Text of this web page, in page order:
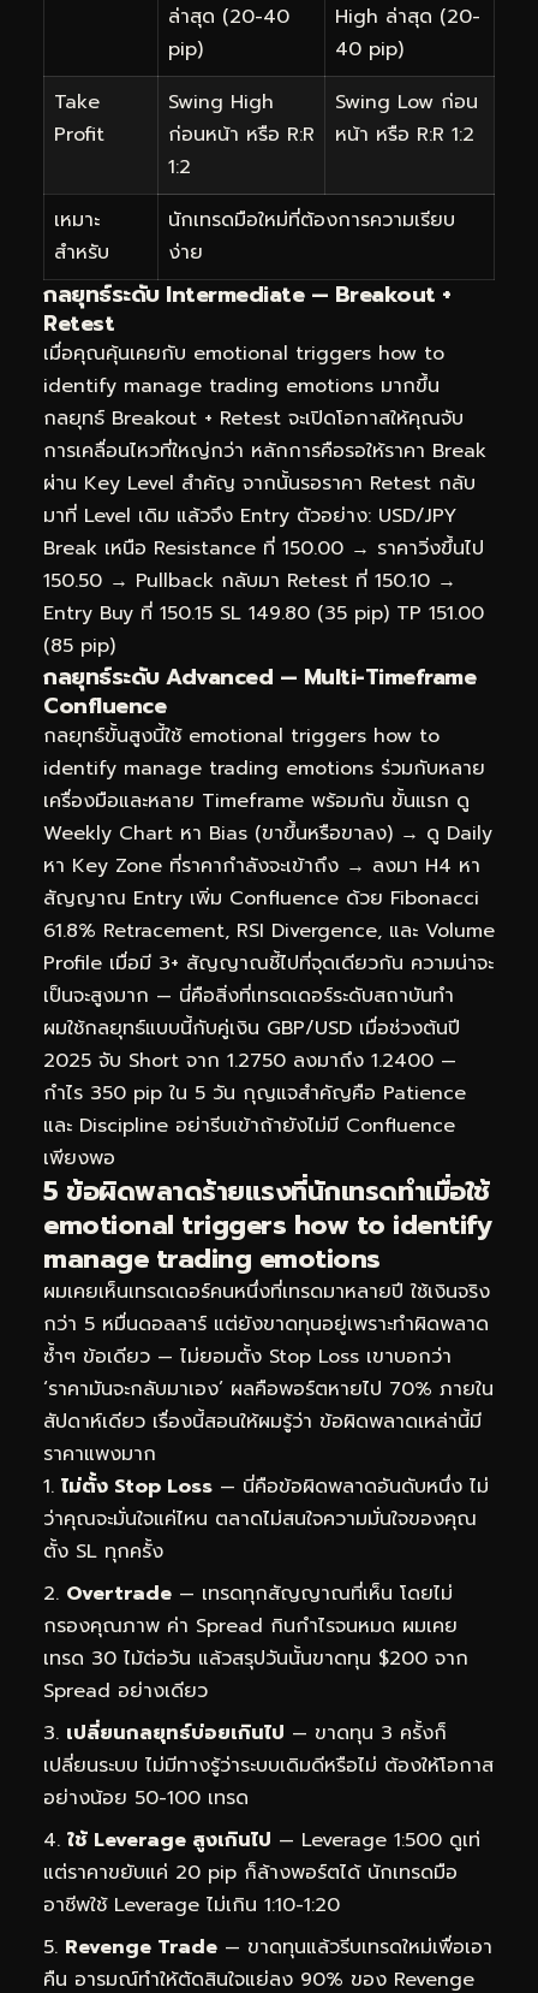
ล่าสุด (20-40
pip)
High ล่าสุด (20-
40 pip)
Take
Profit
Swing High
ก่อนหน้า หรือ R:R
1:2
Swing Low ก่อน
หน้า หรือ R:R 1:2
เหมาะ
สำหรับ
นักเทรดมือใหม่ที่ต้องการความเรียบ
ง่าย
กลยุทธ์ระดับ Intermediate — Breakout +
Retest
เมื่อคุณคุ้นเคยกับ emotional triggers how to
identify manage trading emotions มากขึ้น
กลยุทธ์ Breakout + Retest จะเปิดโอกาสให้คุณจับ
การเคลื่อนไหวที่ใหญ่กว่า หลักการคือรอให้ราคา Break
ผ่าน Key Level สำคัญ จากนั้นรอราคา Retest กลับ
มาที่ Level เดิม แล้วจึง Entry ตัวอย่าง: USD/JPY
Break เหนือ Resistance ที่ 150.00 → ราคาวิ่งขึ้นไป
150.50 → Pullback กลับมา Retest ที่ 150.10 →
Entry Buy ที่ 150.15 SL 149.80 (35 pip) TP 151.00
(85 pip)
กลยุทธ์ระดับ Advanced — Multi-Timeframe
Confluence
กลยุทธ์ขั้นสูงนี้ใช้ emotional triggers how to
identify manage trading emotions ร่วมกับหลาย
เครื่องมือและหลาย Timeframe พร้อมกัน ขั้นแรก ดู
Weekly Chart หา Bias (ขาขึ้นหรือขาลง) → ดู Daily
หา Key Zone ที่ราคากำลังจะเข้าถึง → ลงมา H4 หา
สัญญาณ Entry เพิ่ม Confluence ด้วย Fibonacci
61.8% Retracement, RSI Divergence, และ Volume
Profile เมื่อมี 3+ สัญญาณชี้ไปที่จุดเดียวกัน ความน่าจะ
เป็นจะสูงมาก — นี่คือสิ่งที่เทรดเดอร์ระดับสถาบันทำ
ผมใช้กลยุทธ์แบบนี้กับคู่เงิน GBP/USD เมื่อช่วงต้นปี
2025 จับ Short จาก 1.2750 ลงมาถึง 1.2400 —
กำไร 350 pip ใน 5 วัน กุญแจสำคัญคือ Patience
และ Discipline อย่ารีบเข้าถ้ายังไม่มี Confluence
เพียงพอ
5 ข้อผิดพลาดร้ายแรงที่นักเทรดทำเมื่อใช้
emotional triggers how to identify
manage trading emotions
ผมเคยเห็นเทรดเดอร์คนหนึ่งที่เทรดมาหลายปี ใช้เงินจริง
กว่า 5 หมื่นดอลลาร์ แต่ยังขาดทุนอยู่เพราะทำผิดพลาด
ซ้ำๆ ข้อเดียว — ไม่ยอมตั้ง Stop Loss เขาบอกว่า
‘ราคามันจะกลับมาเอง’ ผลคือพอร์ตหายไป 70% ภายใน
สัปดาห์เดียว เรื่องนี้สอนให้ผมรู้ว่า ข้อผิดพลาดเหล่านี้มี
ราคาแพงมาก
ไม่ตั้ง Stop Loss — นี่คือข้อผิดพลาดอันดับหนึ่ง ไม่
ว่าคุณจะมั่นใจแค่ไหน ตลาดไม่สนใจความมั่นใจของคุณ
ตั้ง SL ทุกครั้ง
Overtrade — เทรดทุกสัญญาณที่เห็น โดยไม่
กรองคุณภาพ ค่า Spread กินกำไรจนหมด ผมเคย
เทรด 30 ไม้ต่อวัน แล้วสรุปวันนั้นขาดทุน $200 จาก
Spread อย่างเดียว
เปลี่ยนกลยุทธ์บ่อยเกินไป — ขาดทุน 3 ครั้งก็
เปลี่ยนระบบ ไม่มีทางรู้ว่าระบบเดิมดีหรือไม่ ต้องให้โอกาส
อย่างน้อย 50-100 เทรด
ใช้ Leverage สูงเกินไป — Leverage 1:500 ดูเท่
แต่ราคาขยับแค่ 20 pip ก็ล้างพอร์ตได้ นักเทรดมือ
อาชีพใช้ Leverage ไม่เกิน 1:10-1:20
Revenge Trade — ขาดทุนแล้วรีบเทรดใหม่เพื่อเอา
คืน อารมณ์ทำให้ตัดสินใจแย่ลง 90% ของ Revenge